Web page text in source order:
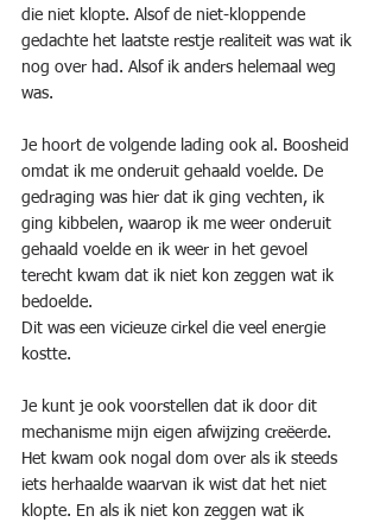
die niet klopte. Alsof de niet-kloppende
gedachte het laatste restje realiteit was wat ik
nog over had. Alsof ik anders helemaal weg
was.
Je hoort de volgende lading ook al. Boosheid
omdat ik me onderuit gehaald voelde. De
gedraging was hier dat ik ging vechten, ik
ging kibbelen, waarop ik me weer onderuit
gehaald voelde en ik weer in het gevoel
terecht kwam dat ik niet kon zeggen wat ik
bedoelde.
Dit was een vicieuze cirkel die veel energie
kostte.
Je kunt je ook voorstellen dat ik door dit
mechanisme mijn eigen afwijzing creëerde.
Het kwam ook nogal dom over als ik steeds
iets herhaalde waarvan ik wist dat het niet
klopte. En als ik niet kon zeggen wat ik